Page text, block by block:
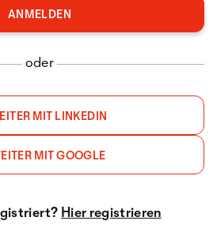
oder
MIT LINKEDIN
MIT GOOGLE
Hier registrieren